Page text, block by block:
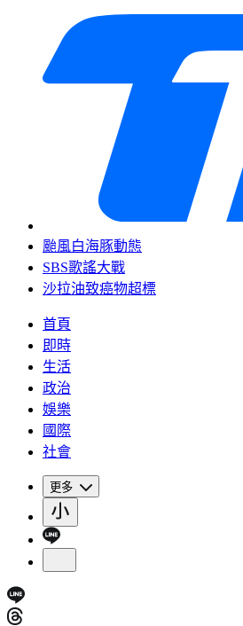
颱風白海豚動態
SBS歌謠大戰
沙拉油致癌物超標
首頁
即時
生活
政治
娛樂
國際
社會
更多